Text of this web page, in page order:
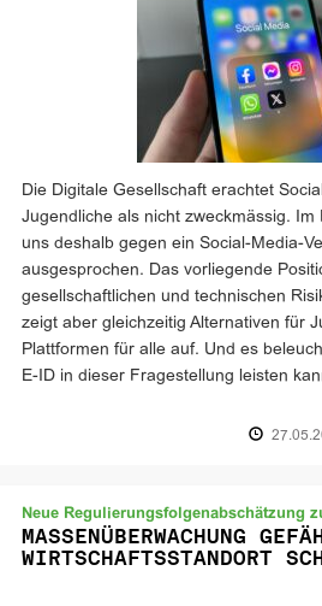
Die Digitale Gesellschaft erachtet
Jugendliche als nicht zweckmässig.
uns deshalb gegen ein Social-Media-
ausgesprochen. Das vorliegende
gesellschaftlichen und technischen
zeigt aber gleichzeitig Alternativen für
Plattformen für alle auf. Und es
E-ID in dieser Fragestellung leisten
Neue Regulierungsfolgenabschätzung
MASSENÜBERWACHUNG
WIRTSCHAFTSSTANDORT